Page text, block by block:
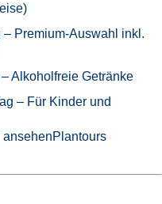
– Premium-Auswahl inkl.
– Alkoholfreie Getränke
– Für Kinder und
ansehenPlantours